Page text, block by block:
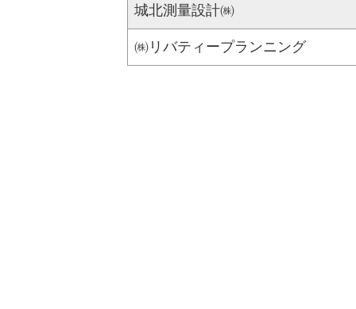
城北測量設計㈱
㈱リバティープランニング